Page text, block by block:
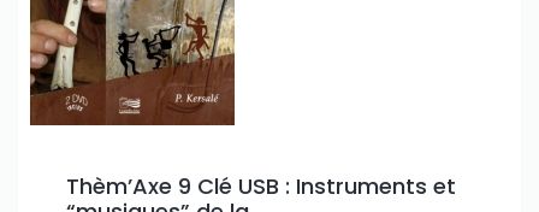
Thèm’Axe 9 Clé USB : Instruments et